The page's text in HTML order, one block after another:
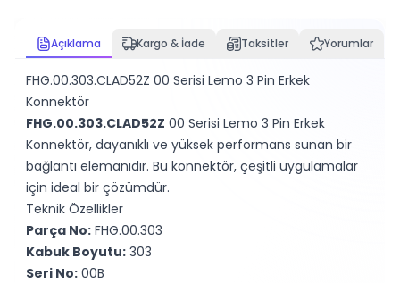
Açıklama Kargo & İade Taksitler Yorumlar
FHG.00.303.CLAD52Z 00 Serisi Lemo 3 Pin Erkek
Konnektör
FHG.00.303.CLAD52Z 00 Serisi Lemo 3 Pin Erkek
Konnektör, dayanıklı ve yüksek performans sunan bir
bağlantı elemanıdır. Bu konnektör, çeşitli uygulamalar
için ideal bir çözümdür.
Teknik Özellikler
Parça No: FHG.00.303
Kabuk Boyutu: 303
Seri No: 00B